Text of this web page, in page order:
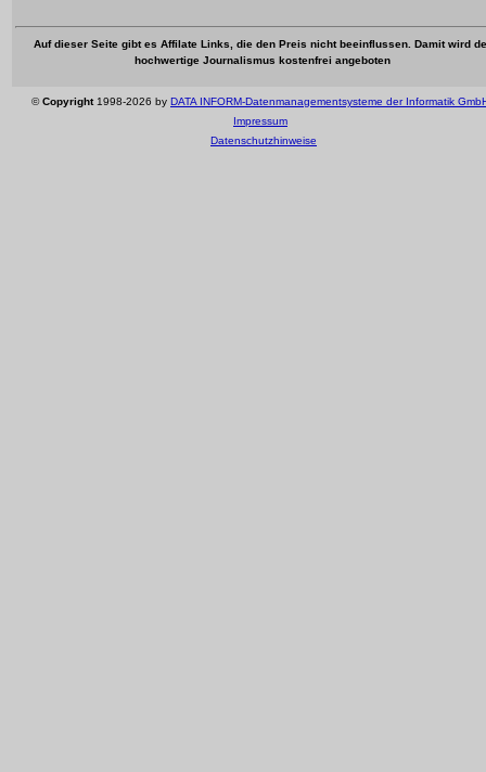
Auf dieser Seite gibt es Affilate Links, die den Preis nicht beeinflussen. Damit wird
hochwertige Journalismus kostenfrei angeboten
©Copyright1998-2026 by DATA INFORM-Datenmanagementsysteme der Informatik
Impressum
Datenschutzhinweise